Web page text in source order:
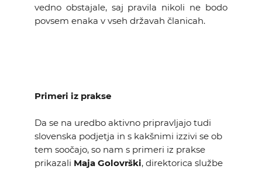
vedno obstajale, saj pravila nikoli ne bodo
povsem enaka v vseh državah članicah.
Primeri iz prakse
Da se na uredbo aktivno pripravljajo tudi
slovenska podjetja in s kakšnimi izzivi se ob
tem soočajo, so nam s primeri iz prakse
prikazali Maja Golovrški, direktorica službe